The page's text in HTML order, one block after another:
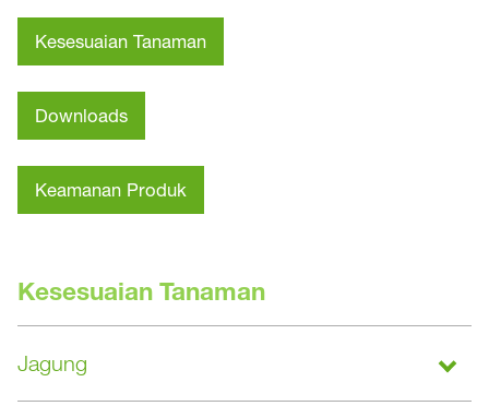
Kesesuaian Tanaman
Downloads
Keamanan Produk
Kesesuaian Tanaman
Jagung